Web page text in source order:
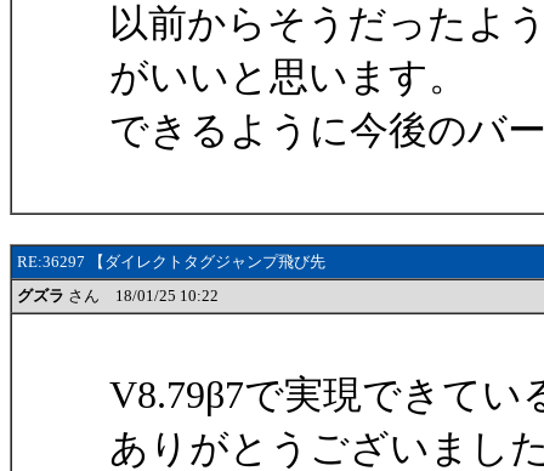
以前からそうだったよ
がいいと思います。
できるように今後のバ
RE:36297 【ダイレクトタグジャンプ飛び先
グズラ さん 18/01/25 10:22
V8.79β7で実現できて
ありがとうございまし